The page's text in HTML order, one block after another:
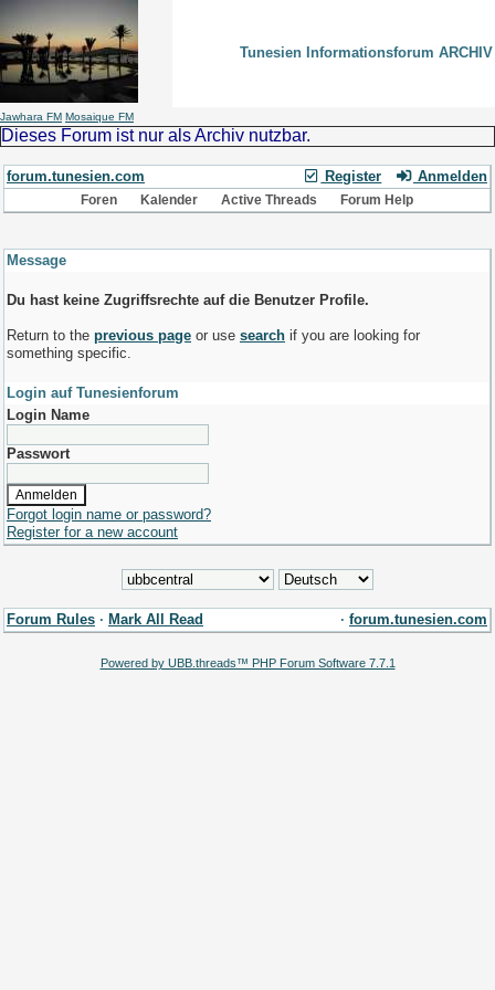
Tunesien Informationsforum ARCHIV
Jawhara FM Mosaique FM
Dieses Forum ist nur als Archiv nutzbar.
Register Anmelden
forum.tunesien.com
Foren Kalender Active Threads Forum Help
Message
Du hast keine Zugriffsrechte auf die Benutzer Profile.
Return to the previous page or use search if you are looking for
something specific.
Login auf Tunesienforum
Login Name
Passwort
Forgot login name or password?
Register for a new account
Forum Rules · Mark All Read · forum.tunesien.com
Powered by UBB.threads™ PHP Forum Software 7.7.1